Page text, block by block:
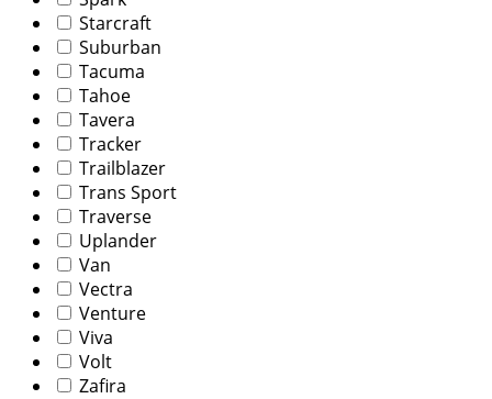
Starcraft
Suburban
Tacuma
Tahoe
Tavera
Tracker
Trailblazer
Trans Sport
Traverse
Uplander
Van
Vectra
Venture
Viva
Volt
Zafira